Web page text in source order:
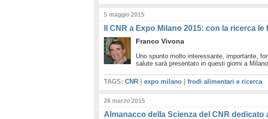
5 maggio 2015
Il CNR a Expo Milano 2015: con la ricerca
Franco Vivona
Uno spunto molto interessante, importante,
salute sarà presentato in questi giorni a
TAGS: CNR expo milano frodi alimentari e ricerca
26 marzo 2015
Almanacco della Scienza del CNR dedicato